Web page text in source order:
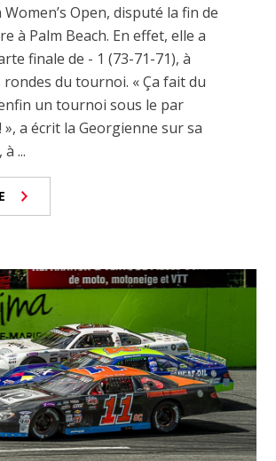
Open, disputé la fin de
à Palm Beach. En effet, elle a
finale de - 1 (73-71-71), à
du tournoi. « Ça fait du
un tournoi sous le par
a écrit la Georgienne sur sa
...